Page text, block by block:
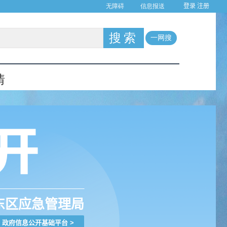
登录 注册
区应急管理局
政府信息公开基础平台 >